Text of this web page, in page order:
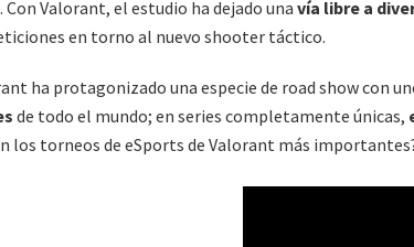
. Con Valorant, el estudio ha dejado una vía libre a
en torno al nuevo shooter táctico.
ha protagonizado una especie de road show con
de todo el mundo; en series completamente únicas,
los torneos de eSports de Valorant más